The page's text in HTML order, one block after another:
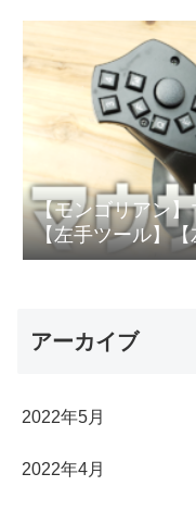
【モンゴリアン
【左手ツール】
アーカイブ
2022年5月
2022年4月